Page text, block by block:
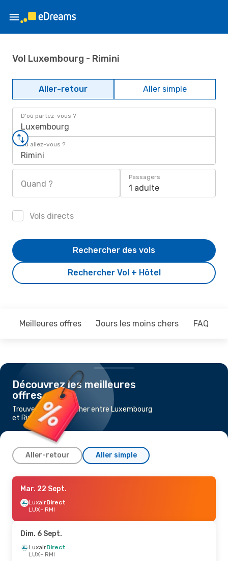
Vol Luxembourg - Rimini
Aller-retour Aller simple
D'où partez-vous ?
Luxembourg
Où allez-vous ?
Rimini
Quand ?
Passagers
1 adulte
Vols directs
Rechercher Vol + Hôtel
Rechercher des vols
Meilleures offres Jours les moins chers FAQ
Découvrez les meilleures
offres
Trouvez un vol pas cher entre Luxembourg
et Rimini
Aller-retour Aller simple
Jeu. 27 Août- Mar. 1 Sept.
LuxairDirect
LUX- RMI
RMI- LUX
Dim. 20 Sept.
Mar. 22 Sept.
LuxairDirect
LUX- RMI
Dim. 6 Sept.
LuxairDirect
LUX- RMI